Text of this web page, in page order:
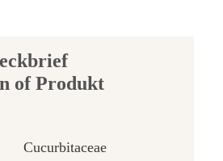
Cucurbitaceae